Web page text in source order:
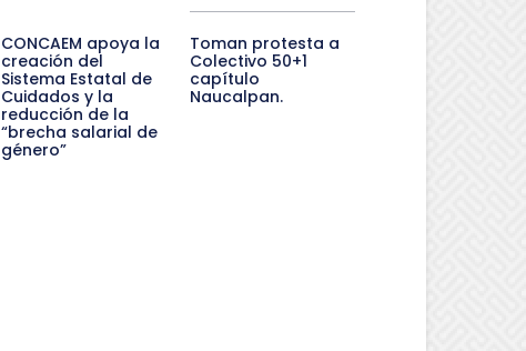
CONCAEM apoya la
creación del
Sistema Estatal de
Cuidados y la
reducción de la
“brecha salarial de
género”
Toman protesta a
Colectivo 50+1
capítulo
Naucalpan.